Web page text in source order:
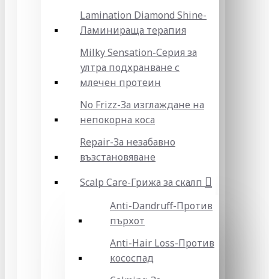
Lamination Diamond Shine-
Ламинираща терапия
Milky Sensation-Серия за
ултра подхранване с
млечен протеин
No Frizz-За изглаждане на
непокорна коса
Repair-За незабавно
възстановяване
Scalp Care-Грижа за скалп
Anti-Dandruff-Против
пърхот
Anti-Hair Loss-Против
кососпад